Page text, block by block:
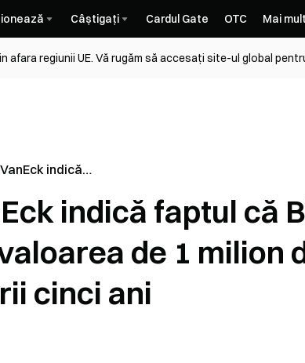
Câștigați Cardul Gate OTC Mai mult
afara regiunii UE. Vă rugăm să accesați site-ul global
indică
de 1 milion de
cinci aniindică faptul că
de 1 milion
cinci ani